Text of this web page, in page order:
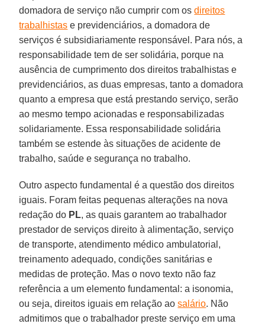
domadora de serviço não cumprir com osdireitos
trabalhistas e previdenciários, a domadora de
serviços é subsidiariamente responsável. Para nós, a
responsabilidade tem de ser solidária, porque na
ausência de cumprimento dos direitos trabalhistas e
previdenciários, as duas empresas, tanto a domadora
quanto a empresa que está prestando serviço, serão
ao mesmo tempo acionadas e responsabilizadas
solidariamente. Essa responsabilidade solidária
também se estende às situações de acidente de
trabalho, saúde e segurança no trabalho.
Outro aspecto fundamental é a questão dos direitos
iguais. Foram feitas pequenas alterações na nova
redação do PL, as quais garantem ao trabalhador
prestador de serviços direito à alimentação, serviço
de transporte, atendimento médico ambulatorial,
treinamento adequado, condições sanitárias e
medidas de proteção. Mas o novo texto não faz
referência a um elemento fundamental: a isonomia,
ou seja, direitos iguais em relação aosalário. Não
admitimos que o trabalhador preste serviço em uma